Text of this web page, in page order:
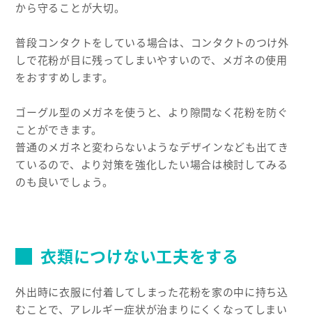
から守ることが大切。
普段コンタクトをしている場合は、コンタクトのつけ外
しで花粉が目に残ってしまいやすいので、メガネの使用
をおすすめします。
ゴーグル型のメガネを使うと、より隙間なく花粉を防ぐ
ことができます。
普通のメガネと変わらないようなデザインなども出てき
ているので、より対策を強化したい場合は検討してみる
のも良いでしょう。
衣類につけない工夫をする
外出時に衣服に付着してしまった花粉を家の中に持ち込
むことで、アレルギー症状が治まりにくくなってしまい